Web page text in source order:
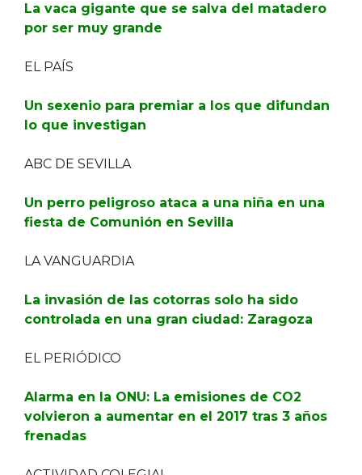
La vaca gigante que se salva del matadero
por ser muy grande
EL PAÍS
Un sexenio para premiar a los que difundan
lo que investigan
ABC DE SEVILLA
Un perro peligroso ataca a una niña en una
fiesta de Comunión en Sevilla
LA VANGUARDIA
La invasión de las cotorras solo ha sido
controlada en una gran ciudad: Zaragoza
EL PERIÓDICO
Alarma en la ONU: La emisiones de CO2
volvieron a aumentar en el 2017 tras 3 años
frenadas